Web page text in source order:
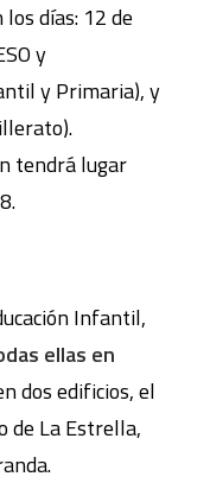
días: 12 de
y
y Primaria), y
tendrá lugar
Infantil,
ellas en
dos edificios, el
de La Estrella,